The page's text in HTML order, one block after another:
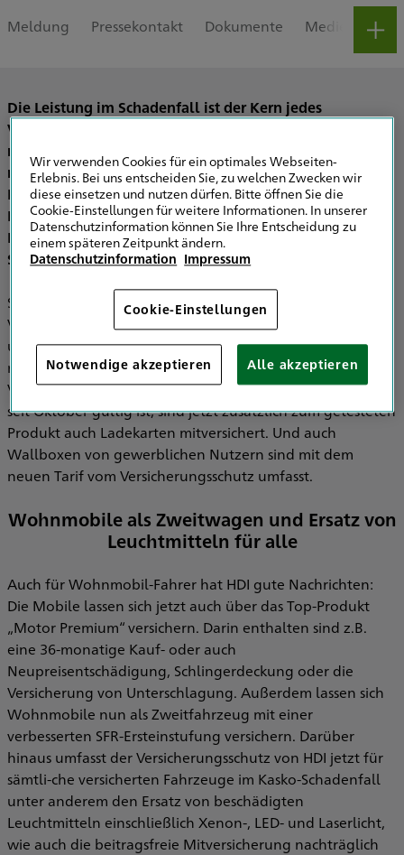
Meldung Pressekontakt Dokumente Medienpaket
Die Leistung im Schadenfall ist der Kern jedes
Versicherungsschutzes. Sie ist ausschlagend dafür, was
man bei einem Schaden ersetzt bekommt – und was
nicht. Leistung ist deshalb eines der entscheidenden
Kriterien bei der Wahl der Kfz-Versicherung. Bei
Elektroautos gilt das noch einmal in besonderem Maße.
Denn bei ihnen können zum Beispiel schon kleine
Schäden an der Hochvolt-Batterie sehr teuer werden.
Speziell für Elektroautos hat Stiftung Warentest
Versicherungstarife nach Leistung bewertet. „Wir freuen
uns, sehr, dass der Tarif „Motor Premium“ von HDI dabei
mit „besonders leistungsstark“ abschneidet,“ sagt HDI
Vorstand Christian Kussmann. Im neuen Tarif von HDI, der
seit Oktober gültig ist, sind jetzt zusätzlich zum getesteten
Produkt auch Ladekarten mitversichert. Und auch
Wallboxen von gewerblichen Nutzern sind mit dem
neuen Tarif vom Versicherungsschutz umfasst.
Wohnmobile als Zweitwagen und Ersatz von
Leuchtmitteln für alle
Auch für Wohnmobil-Fahrer hat HDI gute Nachrichten:
Die Mobile lassen sich jetzt auch über das Top-Produkt
„Motor Premium“ versichern. Darin enthalten sind z.B.
eine 36-monatige Kauf- oder auch
Neupreisentschädigung, Schlingerdeckung oder die
Versicherung von Unterschlagung. Außerdem lassen sich
Wohnmobile nun als Zweitfahrzeug mit einer
verbesserten SFR-Ersteinstufung versichern. Darüber
hinaus umfasst der Versicherungsschutz von HDI jetzt für
sämtli-che versicherten Fahrzeuge im Kasko-Schadenfall
unter anderem den Ersatz von beschädigten
Leuchtmitteln einschließlich Xenon-, LED- und Laserlicht,
wie auch die beitragsfreie Mitversicherung nachträglich
Wir verwenden Cookies für ein optimales Webseiten-
Erlebnis. Bei uns entscheiden Sie, zu welchen Zwecken wir
diese einsetzen und nutzen dürfen. Bitte öffnen Sie die
Cookie-Einstellungen für weitere Informationen. In unserer
Datenschutzinformation können Sie Ihre Entscheidung zu
einem späteren Zeitpunkt ändern.
Datenschutzinformation Impressum
Cookie-Einstellungen
Notwendige akzeptieren Alle akzeptieren